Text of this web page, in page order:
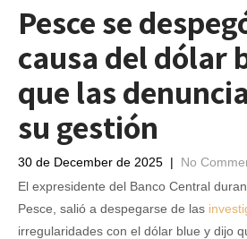
Pesce se
causa del dólar
que las
su gestión
30 de December de 2025 | No
El expresidente del Banco Central
Pesce, salió a despegarse de las
irregularidades con el dólar blue y dijo